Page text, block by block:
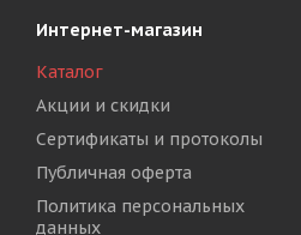
Интернет-магазин
Каталог
Акции и скидки
Сертификаты и протоколы
Публичная оферта
Политика персональных
данных